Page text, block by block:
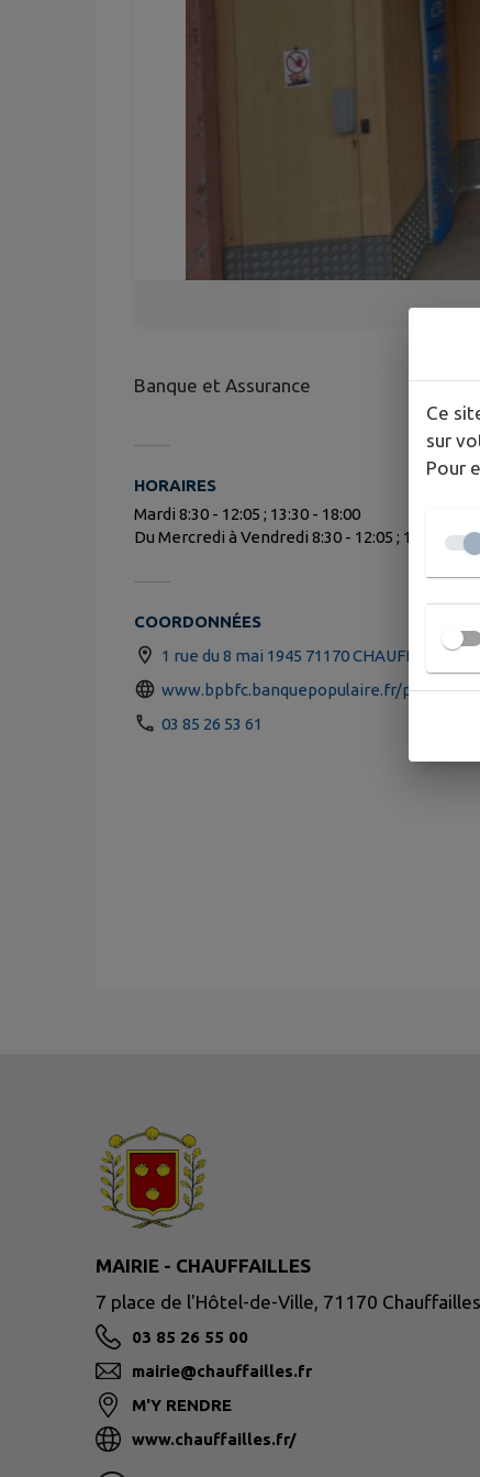
Banque et Assurance
HORAIRES
Mardi 8:30 - 12:05 ; 13:30 - 18:00
Du Mercredi à Vendredi 8:30 - 12:05 ; 13:30 -
COORDONNÉES
1 rue du 8 mai 1945 71170 CHAUFFAILLES
www.bpbfc.banquepopulaire.fr/
03 85 26 53 61
MAIRIE - CHAUFFAILLES
7 place de l'Hôtel-de-Ville, 71170 Chauffailles
03 85 26 55 00
mairie@chauffailles.fr
M'Y RENDRE
www.chauffailles.fr/
Ce
sur
Pour